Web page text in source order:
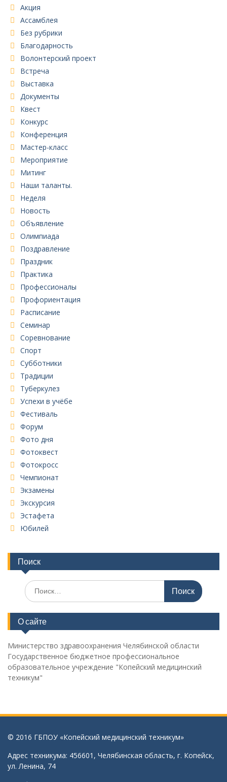
Акция
Ассамблея
Без рубрики
Благодарность
Волонтерский проект
Встреча
Выставка
Документы
Квест
Конкурс
Конференция
Мастер-класс
Мероприятие
Митинг
Наши таланты.
Неделя
Новость
Объявление
Олимпиада
Поздравление
Праздник
Практика
Профессионалы
Профориентация
Расписание
Семинар
Соревнование
Спорт
Субботники
Традиции
Туберкулез
Успехи в учёбе
Фестиваль
Форум
Фото дня
Фотоквест
Фотокросс
Чемпионат
Экзамены
Экскурсия
Эстафета
Юбилей
Поиск
Поиск
по:
О сайте
Министерство здравоохранения Челябинской области
Государственное бюджетное профессиональное
образовательное учреждение "Копейский медицинский
техникум"
© 2016 ГБПОУ «Копейский медицинский техникум»
Адрес техникума: 456601, Челябинская область, г. Копейск,
ул. Ленина, 74